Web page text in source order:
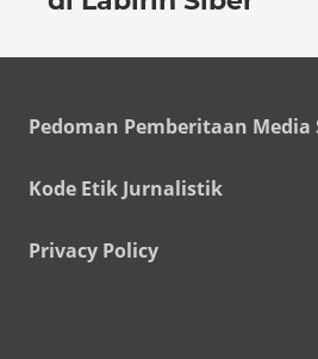
Pedoman Pemberitaan Media
Kode Etik Jurnalistik
Privacy Policy